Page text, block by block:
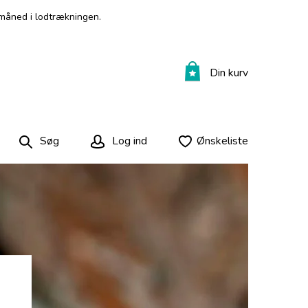
i lodtrækningen.
Din kurv
Søg Log ind Ønskeliste